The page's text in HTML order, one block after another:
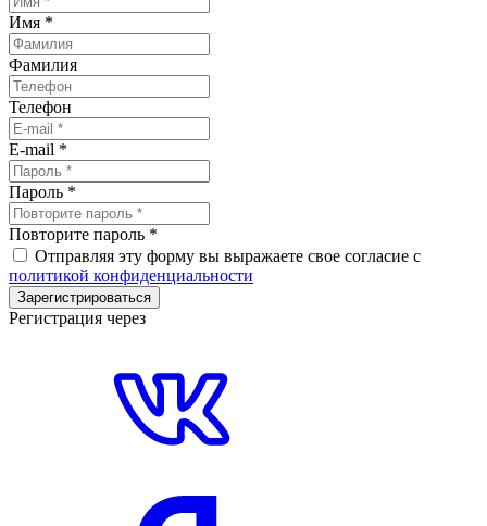
Имя *
Фамилия
Телефон
E-mail *
Пароль *
Повторите пароль *
Отправляя эту форму вы выражаете свое согласие с
политикой конфиденциальности
Зарегистрироваться
Регистрация через